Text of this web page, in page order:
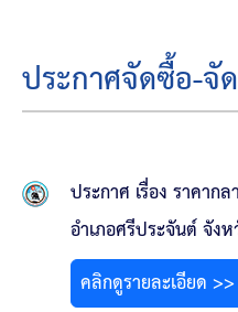
อำนาจหน้าที่
โครงสร้างองค์กร
โครงสร้างการแบ่งส่
วิสัยทัศน์
ยุทธศาสตร์การพัฒ
ประกาศจัดซื้อ-จั
ประกาศ เรื่อง ราคา
อำเภอศรีประจันต์ จั
คลิกดูรายละเอียด >>